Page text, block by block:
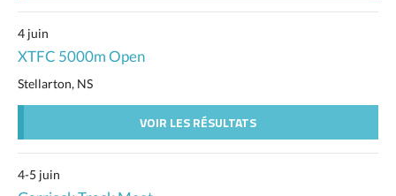
4 juin
XTFC 5000m Open
Stellarton, NS
VOIR LES RÉSULTATS
4-5 juin